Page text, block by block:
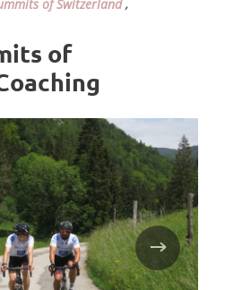
of Switzerland,
of